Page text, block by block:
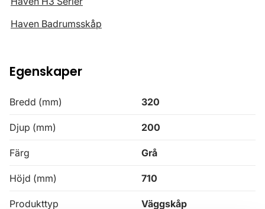
Haven Badrumsskåp
Egenskaper
Bredd (mm) 320
Djup (mm) 200
Färg Grå
Höjd (mm) 710
Produkttyp Väggskåp